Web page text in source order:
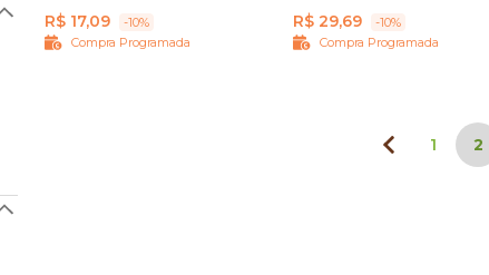
R$ 17,09
-10%
Compra Programada
R$ 29,69
-10%
Compra Programada
1 2